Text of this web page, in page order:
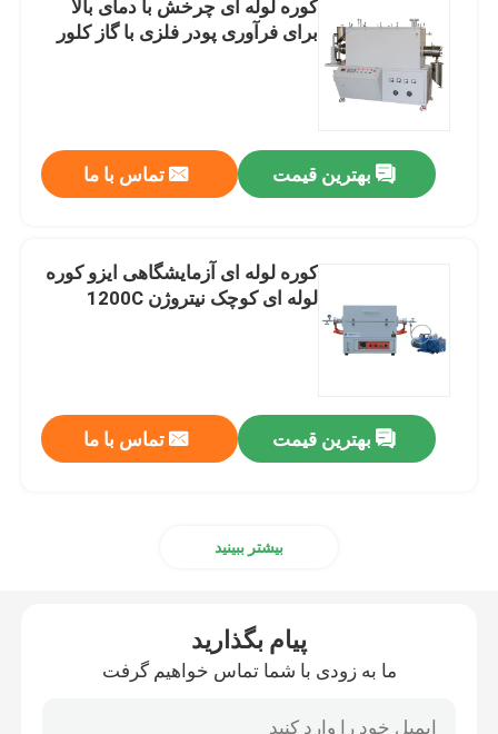
لوازم جانبی کوره
کوره لوله ای چرخش با دمای بالا
برای فرآوری پودر فلزی با گاز کلور
بهترین قیمت تماس با ما
کوره لوله ای آزمایشگاهی ایزو کوره
لوله ای کوچک نیتروژن 1200C
بهترین قیمت تماس با ما
بیشتر ببینید
پیام بگذارید
ما به زودی با شما تماس خواهیم گرفت